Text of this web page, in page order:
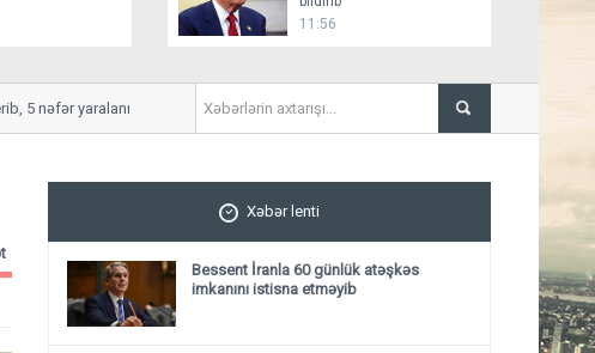
11:56
5 nəfər yaralanıb
Mirziyoyev və Tramp
ediblər
Xəbər lenti
Bessent İranla 60 günlük atəşkəs
imkanını istisna etməyib